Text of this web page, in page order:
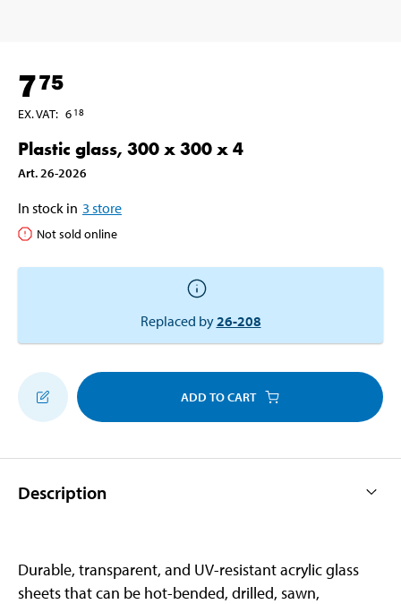
775
EX. VAT: 6 18
Plastic glass, 300 x 300 x 4
Art. 26-2026
In stock in 3 store
Not sold online
Replaced by26-208
ADD TO CART
Description
Durable, transparent, and UV-resistant acrylic glass
sheets that can be hot-bended, drilled, sawn,